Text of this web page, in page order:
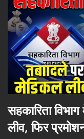
सहकारिता
लीव, फिर